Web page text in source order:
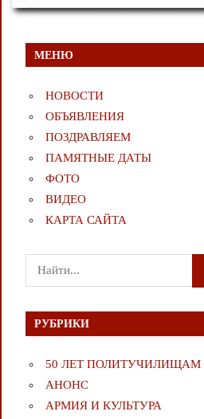
МЕНЮ
НОВОСТИ
ОБЪЯВЛЕНИЯ
ПОЗДРАВЛЯЕМ
ПАМЯТНЫЕ ДАТЫ
ФОТО
ВИДЕО
КАРТА САЙТА
Поиск
для:
РУБРИКИ
50 ЛЕТ ПОЛИТУЧИЛИЩАМ
АНОНС
АРМИЯ И КУЛЬТУРА